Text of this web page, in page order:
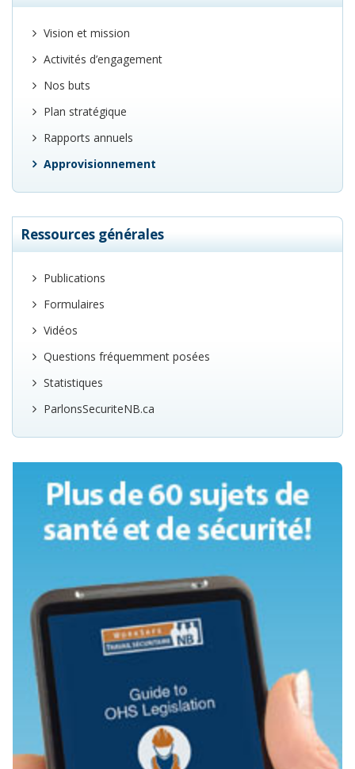
Vision et mission
Activités d’engagement
Nos buts
Plan stratégique
Rapports annuels
Approvisionnement
Ressources générales
Publications
Formulaires
Vidéos
Questions fréquemment posées
Statistiques
ParlonsSecuriteNB.ca